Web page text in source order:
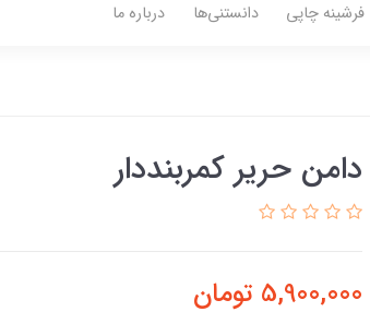
فرشینه چاپی دانستنی‌ها درباره ما
دامن حریر کمربنددار
5,900,000 تومان